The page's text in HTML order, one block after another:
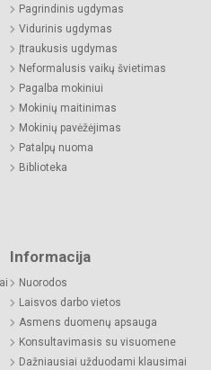
Pagrindinis ugdymas
Vidurinis ugdymas
Įtraukusis ugdymas
Neformalusis vaikų švietimas
Pagalba mokiniui
Mokinių maitinimas
Mokinių pavėžėjimas
Patalpų nuoma
Biblioteka
Informacija
Nuorodos
Laisvos darbo vietos
Asmens duomenų apsauga
Konsultavimasis su visuomene
Dažniausiai užduodami klausimai